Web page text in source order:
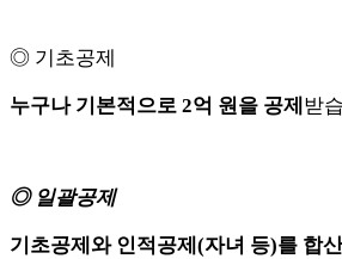
◎ 기초공제
누구나 기본적으로 2억 원을 공제 받
◎ 일괄공제
기초공제와 인적공제(자녀 등)를 합